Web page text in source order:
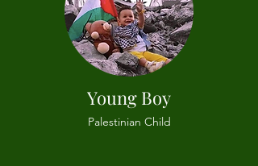
Young Boy
Palestinian Child